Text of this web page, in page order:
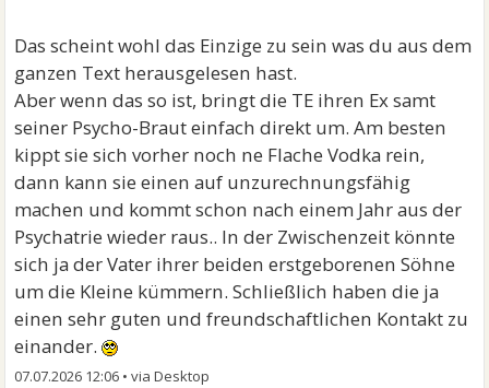
Das scheint wohl das Einzige zu sein was du aus dem
ganzen Text herausgelesen hast.
Aber wenn das so ist, bringt die TE ihren Ex samt
seiner Psycho-Braut einfach direkt um. Am besten
kippt sie sich vorher noch ne Flache Vodka rein,
dann kann sie einen auf unzurechnungsfähig
machen und kommt schon nach einem Jahr aus der
Psychatrie wieder raus.. In der Zwischenzeit könnte
sich ja der Vater ihrer beiden erstgeborenen Söhne
um die Kleine kümmern. Schließlich haben die ja
einen sehr guten und freundschaftlichen Kontakt zu
einander.
07.07.2026 12:06 •